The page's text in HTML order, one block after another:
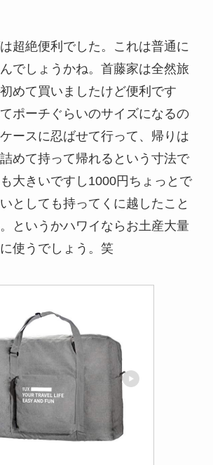
超絶便利でした。これは普通に
でしょうかね。首藤家は全然旅
めて買いましたけど便利です
ポーチぐらいのサイズになるの
ースに忍ばせて行って、帰りは
めて持って帰れるという寸法で
大きいですし1000円ちょっとで
としても持ってくに越したこと
というかハワイならお土産大量
使うでしょう。笑